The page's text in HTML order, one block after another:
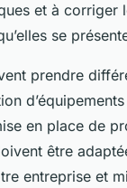
et à corriger
se
prendre
en place de
être
entreprise et